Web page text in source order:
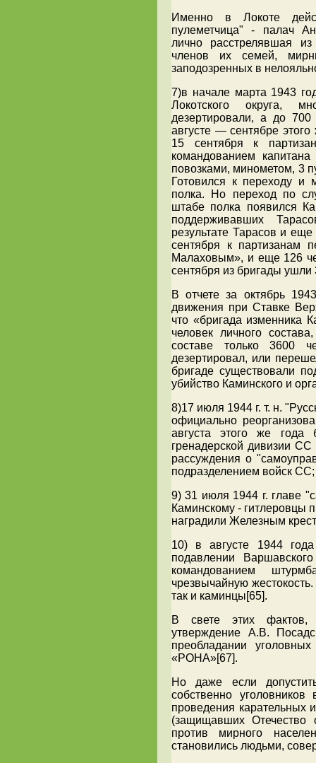
Именно в Локоте
пулеметчица" - палач
лично расстрелявшая
членов их семей,
заподозренных в
7)в начале марта 1943
Локотского округа,
дезертировали, а до
августе — сентябре
15 сентября к
командованием
повозками, минометом, 3
Готовился к переходу и
полка. Но переход по
штабе полка появился
поддерживавших
результате Тарасов и
сентября к партизанам
Малаховым», и еще 126
сентября из бригады ушли
В отчете за октябрь
движения при Ставке
что «бригада изменника
человек личного
составе только 3600
дезертировал, или
бригаде существовали
убийство Каминского и
8)17 июля 1944 г. т. н.
официально
августа этого же года
гренадерской дивизии
рассуждения о
подразделением войск СС;
9) 31 июля 1944 г. главе
Каминскому - гитлеровцы
наградили Железным
10) в августе 1944
подавлении
командованием
чрезвычайную
так и каминцы[65].
В свете этих фактов,
утверждение А.В.
преобладании
«РОНА»[67].
Но даже если
собственно
проведения карательных
(защищавших Отечество
против мирного
становились людьми,